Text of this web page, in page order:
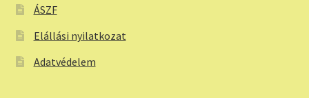
ÁSZF
Elállási nyilatkozat
Adatvédelem